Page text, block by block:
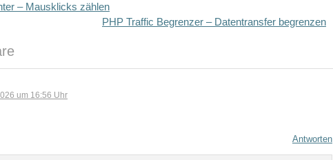
– Mausklicks zählen
PHP Traffic Begrenzer – Datentransfer begrenzen
um 16:56 Uhr
Antworten